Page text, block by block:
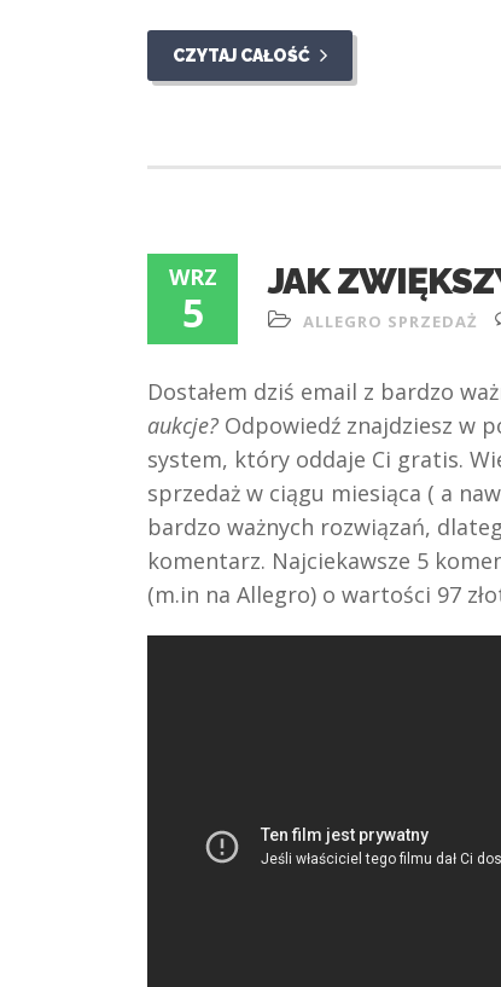
CZYTAJ CAŁOŚĆ
WRZ
5
JAK
ALLEGRO SPRZEDAŻ
Dostałem dziś email z bardzo
aukcje? Odpowiedź znajdziesz w
system, który oddaje Ci gratis.
sprzedaż w ciągu miesiąca ( a
bardzo ważnych rozwiązań,
komentarz. Najciekawsze 5
(m.in na Allegro) o wartości 97